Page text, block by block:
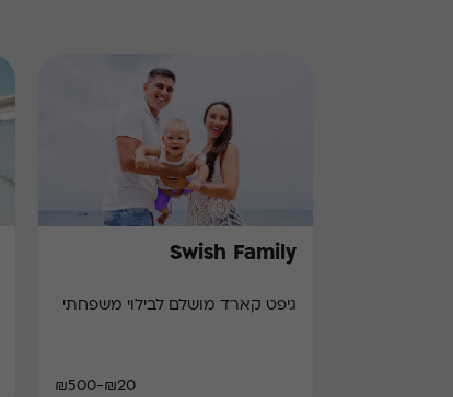
Swish Family
גיפט קארד מושלם לבילוי משפחתי
₪20-₪500